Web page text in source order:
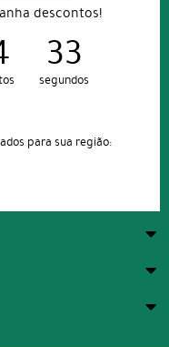
descontos!
32
segundos
para sua região: